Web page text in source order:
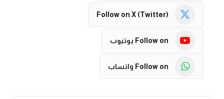
Follow on X (Twitter)
Follow on يوتيوب
Follow on واتساب